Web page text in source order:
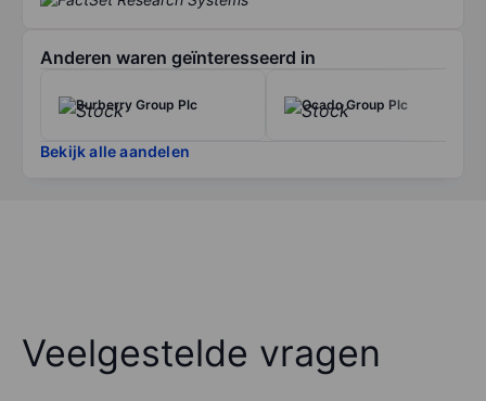
Anderen waren geïnteresseerd in
Burberry Group Plc Ocado Group Plc
Bekijk alle aandelen
Veelgestelde vragen